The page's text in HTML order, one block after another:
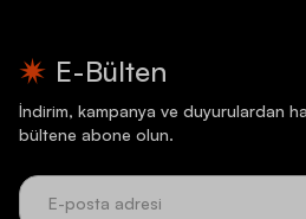
E-Bülten
İndirim, kampanya ve duyurulardan
bültene abone olun.